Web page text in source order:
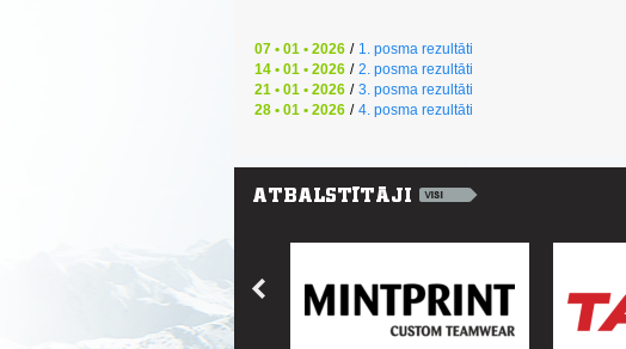
07 • 01 • 2026 / 1. posma rezultāti
14 • 01 • 2026 / 2. posma rezultāti
21 • 01 • 2026 / 3. posma rezultāti
28 • 01 • 2026 / 4. posma rezultāti